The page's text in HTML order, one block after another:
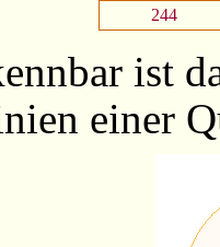
244
ist
einer